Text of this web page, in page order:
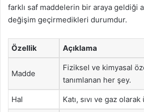
farklı saf maddelerin bir araya geldiği
değişim geçirmedikleri durumdur.
Özellik Açıklama
Madde
Fiziksel ve kimyasal
tanımlanan her şey.
Hal Katı, sıvı ve gaz olarak